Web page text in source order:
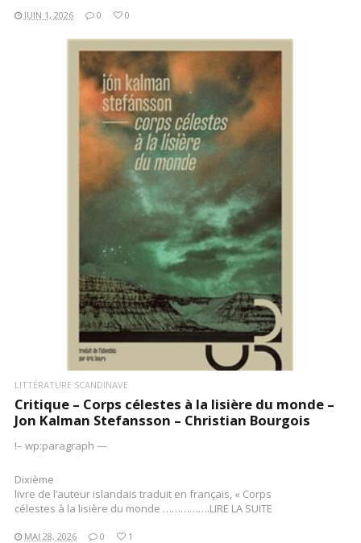
JUIN 1, 2026 0 0
LIRE LA SUITE
LITTÉRATURE SCANDINAVE
Critique – Corps célestes à la lisière du monde –
Jon Kalman Stefansson – Christian Bourgois
!– wp:paragraph —
Dixième
livre de l’auteur islandais traduit en français, « Corps
célestes à la lisière du monde …………….LIRE LA SUITE
MAI 28, 2026 0 1